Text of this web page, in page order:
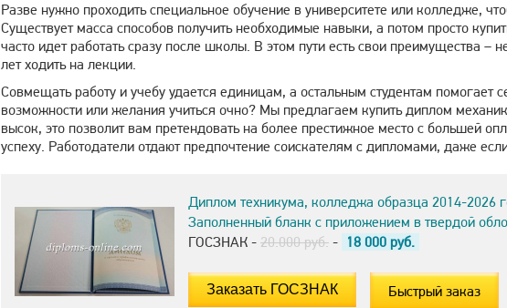
Разве нужно проходить специальное обучение в университете или колледже,
Существует масса способов получить необходимые навыки, а потом просто
часто идет работать сразу после школы. В этом пути есть свои преимущества –
лет ходить на лекции.
Совмещать работу и учебу удается единицам, а остальным студентам помогает
возможности или желания учиться очно? Мы предлагаем купить диплом
высок, это позволит вам претендовать на более престижное место с большей
успеху. Работодатели отдают предпочтение соискателям с дипломами, даже
Диплом техникума, колледжа образца 2014-2026
Заполненный бланк с приложением в твердой
ГОСЗНАК - 20.000 руб. - 18 000 руб.
Быстрый заказ